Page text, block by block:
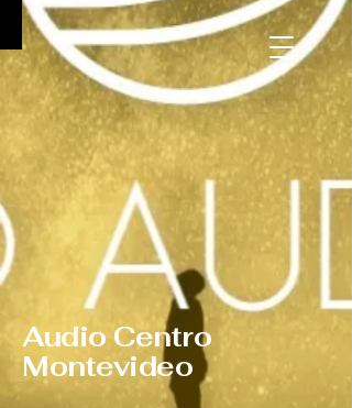
Audio Centro
Montevideo